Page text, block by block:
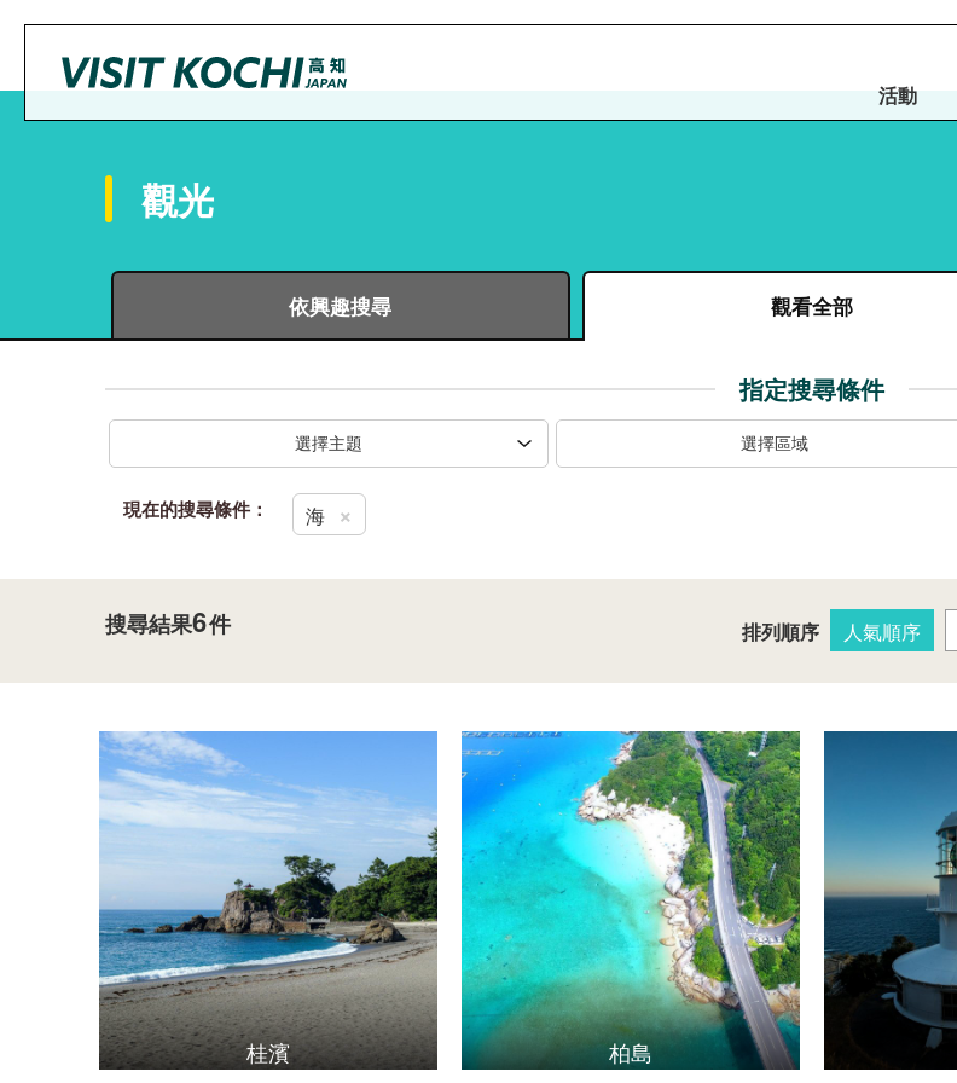
活動
觀光
依興趣搜尋 觀看全部
指定搜尋條件
選擇主題 選擇區域
現在的搜尋條件： 海 ×
搜尋結果6件 排列順序 人氣順序
桂濱 柏島